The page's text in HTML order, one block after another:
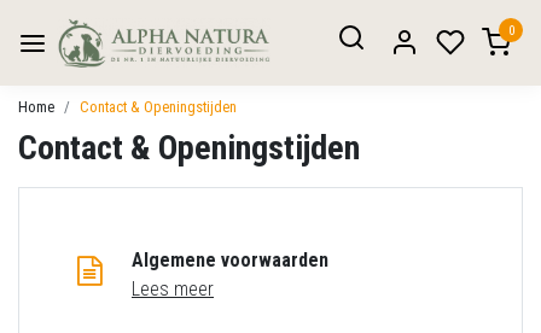
0
Home Contact & Openingstijden
Contact & Openingstijden
Algemene voorwaarden
Lees meer